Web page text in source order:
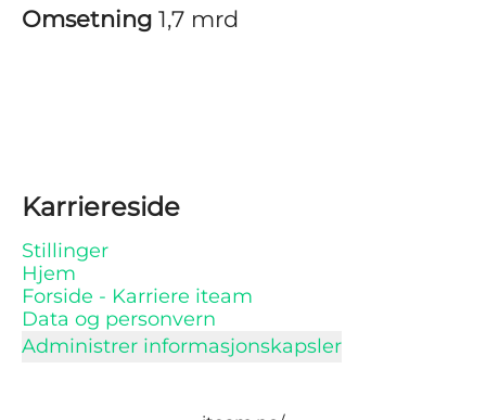
Omsetning 1,7 mrd
Karriereside
Stillinger
Hjem
Forside - Karriere iteam
Data og personvern
Administrer informasjonskapsler